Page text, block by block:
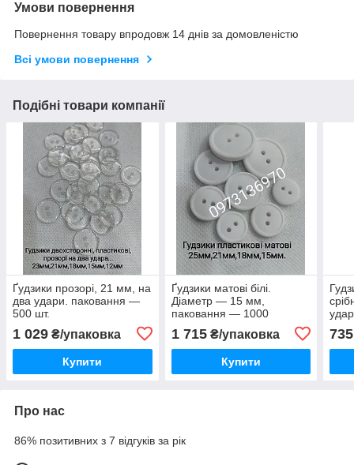
Умови повернення
Повернення товару впродовж 14 днів за домовленістю
Всі умови повернення
Подібні товари компанії
Ґудзики прозорі, 21 мм, на
два удари. паковання —
500 шт.
1 029 ₴/упаковка
Купити
Ґудзики матові білі.
Діаметр — 15 мм,
паковання — 1000
1 715₴/упаковка
Купити
735
Про нас
86% позитивних з 7 відгуків за рік